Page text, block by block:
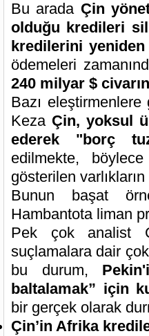
Bu arada Çin
olduğu kredileri
kredilerini yeniden
ödemeleri
240 milyar $
Bazı eleştirmenlere
Keza Çin, yoksul
ederek "borç
edilmekte,
gösterilen
Bunun başat
Hambantota liman
Pek çok analist
suçlamalara dair
bu durum,
baltalamak” için
bir gerçek olarak
Çin’in Afrika